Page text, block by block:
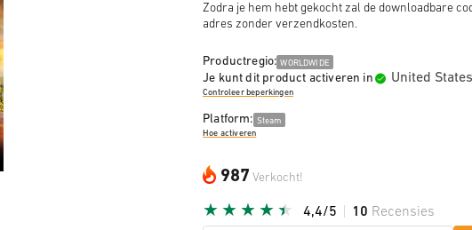
Zodra je hem hebt gekocht zal de downloadbare
adres zonder verzendkosten.
Productregio: WORLDWIDE
Je kunt dit product activeren in United States
Controleer beperkingen
Platform: Steam
Hoe activeren
987 Verkocht!
4,4/5 10 Recensies